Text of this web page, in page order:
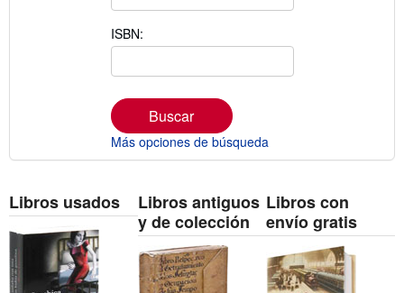
ISBN:
Buscar
Más opciones de búsqueda
Libros usados
Libros antiguos
y de colección
Libros con
envío gratis